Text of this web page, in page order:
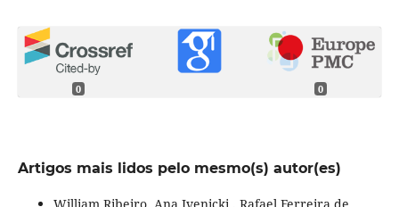
0 0
Artigos mais lidos pelo mesmo(s) autor(es)
William Ribeiro, Ana Ivenicki , Rafael Ferreira de